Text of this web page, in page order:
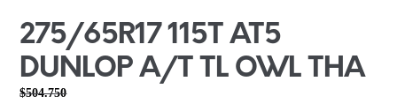
275/65R17 115T AT5
DUNLOP A/T TL OWL THA
$504.750